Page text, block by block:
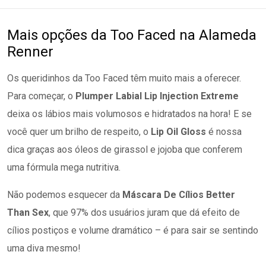
Mais opções da Too Faced na Alameda
Renner
Os queridinhos da Too Faced têm muito mais a oferecer.
Para começar, o Plumper Labial Lip Injection Extreme
deixa os lábios mais volumosos e hidratados na hora! E se
você quer um brilho de respeito, o Lip Oil Gloss é nossa
dica graças aos óleos de girassol e jojoba que conferem
uma fórmula mega nutritiva.
Não podemos esquecer da Máscara De Cílios Better
Than Sex, que 97% dos usuários juram que dá efeito de
cílios postiços e volume dramático – é para sair se sentindo
uma diva mesmo!